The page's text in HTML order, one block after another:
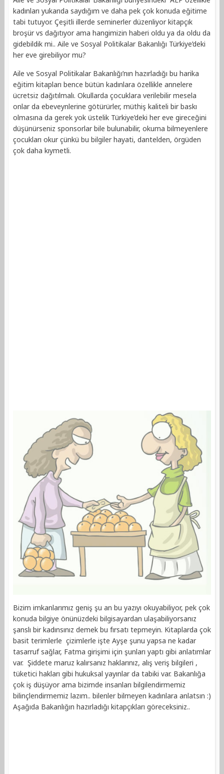
kadınları yukarıda saydığım ve daha pek çok konuda eğitime
tabi tutuyor. Çeşitli illerde seminerler düzenliyor kitapçık
broşür vs dağıtıyor ama hangimizin haberi oldu ya da oldu da
gidebildik mi.. Aile ve Sosyal Politikalar Bakanlığı Türkiye’deki
her eve girebiliyor mu?
Aile ve Sosyal Politikalar Bakanlığı’nın hazırladığı bu harika
eğitim kitapları bence bütün kadınlara özellikle annelere
ücretsiz dağıtılmalı. Okullarda çocuklara verilebilir mesela
onlar da ebeveynlerine götürürler, müthiş kaliteli bir baskı
olmasına da gerek yok üstelik Türkiye’deki her eve gireceğini
düşünürseniz sponsorlar bile bulunabilir, okuma bilmeyenlere
çocukları okur çünkü bu bilgiler hayati, dantelden, örgüden
çok daha kıymetli.
Bizim imkanlarımız geniş şu an bu yazıyı okuyabiliyor, pek çok
konuda bilgiye önünüzdeki bilgisayardan ulaşabiliyorsanız
şanslı bir kadınsınız demek bu fırsatı tepmeyin. Kitaplarda çok
basit terimlerle çizimlerle işte Ayşe şunu yapsa ne kadar
tasarruf sağlar, Fatma girişimi için şunları yaptı gibi anlatımlar
var. Şiddete maruz kalırsanız haklarınız, alış veriş bilgileri ,
tüketici hakları gibi hukuksal yayınlar da tabiki var. Bakanlığa
çok iş düşüyor ama bizimde insanları bilgilendirmemiz
bilinçlendirmemiz lazım.. bilenler bilmeyen kadınlara anlatsın :)
Aşağıda Bakanlığın hazırladığı kitapçıkları göreceksiniz..